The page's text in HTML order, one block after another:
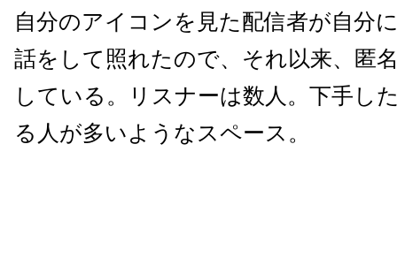
自分のアイコンを見た配信者が自分
話をして照れたので、それ以来、匿
している。リスナーは数人。下手し
る人が多いようなスペース。